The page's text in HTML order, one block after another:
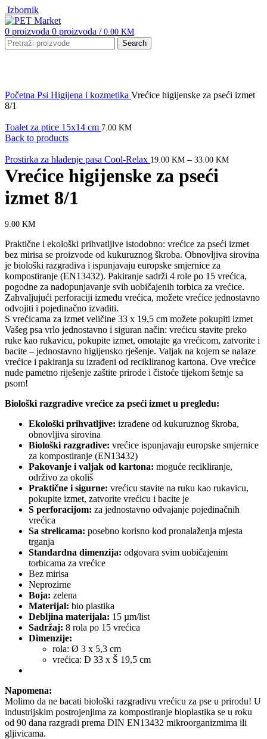
Izbornik
0 proizvoda 0 proizvoda / 0.00 KM
Search
Početna Psi Higijena i kozmetika Vrećice higijenske za pseći izmet
8/1
Toalet za ptice 15x14 cm 7.00 KM
Back to products
Prostirka za hlađenje pasa Cool-Relax 19.00 KM – 33.00 KM
Vrećice higijenske za pseći
izmet 8/1
9.00 KM
Praktične i ekološki prihvatljive istodobno: vrećice za pseći izmet
bez mirisa se proizvode od kukuruznog škroba. Obnovljiva sirovina
je biološki razgradiva i ispunjavaju europske smjernice za
kompostiranje (EN13432). Pakiranje sadrži 4 role po 15 vrećica,
pogodne za nadopunjavanje svih uobičajenih torbica za vrećice.
Zahvaljujući perforaciji između vrećica, možete vrećice jednostavno
odvojiti i pojedinačno izvaditi.
S vrećicama za izmet veličine 33 x 19,5 cm možete pokupiti izmet
Vašeg psa vrlo jednostavno i siguran način: vrećicu stavite preko
ruke kao rukavicu, pokupite izmet, omotajte ga vrećicom, zatvorite i
bacite – jednostavno higijensko rješenje. Valjak na kojem se nalaze
vrećice i pakiranja su izrađeni od recikliranog kartona. Ove vrećice
nude pametno riješenje zaštite prirode i čistoće tijekom šetnje sa
psom!
Biološki razgradive vrećice za pseći izmet u pregledu:
Ekološki prihvatljive: izrađene od kukuruznog škroba,
obnovljiva sirovina
Biološki razgradive: vrećice ispunjavaju europske smjernice
za kompostiranje (EN13432)
Pakovanje i valjak od kartona: moguće recikliranje,
održivo za okoliš
Praktične i sigurne: vrećicu stavite na ruku kao rukavicu,
pokupite izmet, zatvorite vrećicu i bacite je
S perforacijom: za jednostavno odvajanje pojedinačnih
vrećica
Sa strelicama: posebno korisno kod pronalaženja mjesta
trganja
Standardna dimenzija: odgovara svim uobičajenim
torbicama za vrećice
Bez mirisa
Neprozirne
Boja: zelena
Materijal: bio plastika
Debljina materijala: 15 µm/list
Sadržaj: 8 rola po 15 vrećica
Dimenzije:
rola: Ø 3 x 5,3 cm
vrećica: D 33 x Š 19,5 cm
Napomena:
Molimo da ne bacati biološki razgradivu vrećicu za pse u prirodu! U
industrijskim postrojenjima za kompostiranje bioplastika se u roku
od 90 dana razgradi prema DIN EN13432 mikroorganizmima ili
gljivicama.